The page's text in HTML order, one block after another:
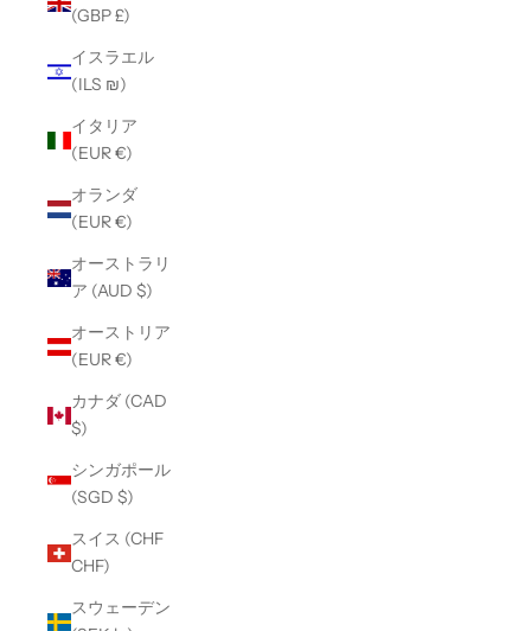
(GBP £)
イスラエル
(ILS ₪)
イタリア
(EUR €)
オランダ
(EUR €)
オーストラリ
ア (AUD $)
オーストリア
(EUR €)
カナダ (CAD
$)
シンガポール
(SGD $)
スイス (CHF
CHF)
スウェーデン